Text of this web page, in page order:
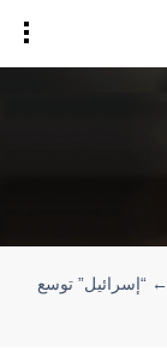
← “إسرائيل” توسع